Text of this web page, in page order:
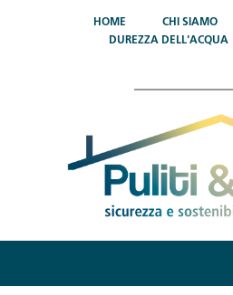
HOME CHI SIAMO
DUREZZA DELL'ACQUA